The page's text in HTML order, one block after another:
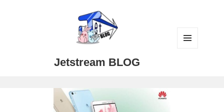
Jetstream BLOG